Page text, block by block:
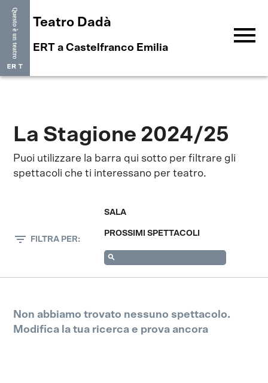
Teatro Dadà
ERT a Castelfranco Emilia menu
La Stagione 2024/25
Puoi utilizzare la barra qui sotto per filtrare gli
spettacoli che ti interessano per teatro.
filter_list FILTRA PER:
SALA
PROSSIMI SPETTACOLI
Non abbiamo trovato nessuno spettacolo.
Modifica la tua ricerca e prova ancora